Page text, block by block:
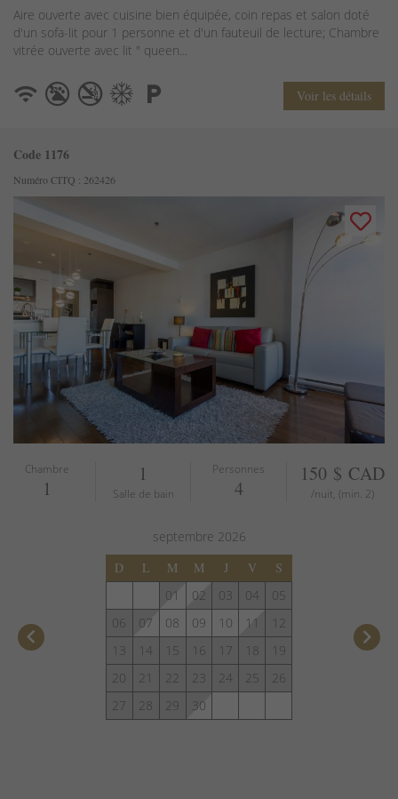
Aire ouverte avec cuisine bien équipée, coin repas et salon doté
d'un sofa-lit pour 1 personne et d'un fauteuil de lecture; Chambre
vitrée ouverte avec lit " queen...
Voir les détails
Code 1176
Numéro CITQ : 262426
Chambre
1
1
Salle de bain
Personnes
4
150 $ CAD
/nuit, (min. 2)
keyboard_arrow_left
septembre 2026
D
L M M J V
S
01
02 03 04
05
06
07 08 09 10 11
12
13
14 15 16 17 18
19
20
21 22 23 24 25
26
27
28 29 30
keyboard_arrow_right